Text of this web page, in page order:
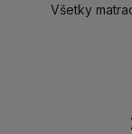
Všetky